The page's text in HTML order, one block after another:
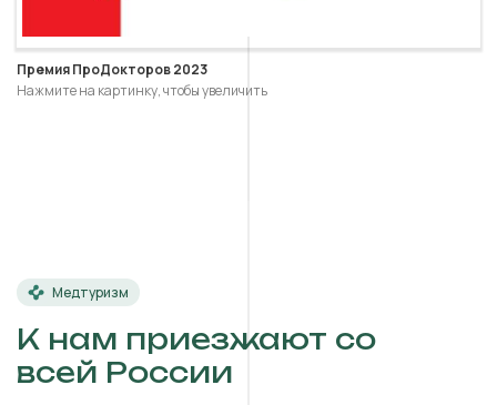
Премия ПроДокторов 2023
Нажмите на картинку, чтобы увеличить
Медтуризм
К нам приезжают со
всей России